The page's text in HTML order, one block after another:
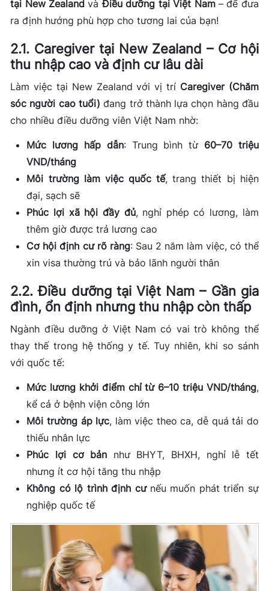
tại New Zealand vàĐiều dưỡng tại Việt Nam– để đưa
ra định hướng phù hợp cho tương lai của bạn!
2.1. Caregiver tại New Zealand – Cơ hội
thu nhập cao và định cư lâu dài
Làm việc tại New Zealand với vị trí Caregiver (Chăm
sóc người cao tuổi) đang trở thành lựa chọn hàng đầu
cho nhiều điều dưỡng viên Việt Nam nhờ:
Mức lương hấp dẫn: Trung bình từ 60–70 triệu
VND/tháng
Môi trường làm việc quốc tế, trang thiết bị hiện
đại, sạch sẽ
Phúc lợi xã hội đầy đủ, nghỉ phép có lương, làm
thêm giờ được trả lương cao
Cơ hội định cư rõ ràng: Sau 2 năm làm việc, có thể
xin visa thường trú và bảo lãnh người thân
2.2. Điều dưỡng tại Việt Nam – Gần gia
đình, ổn định nhưng thu nhập còn thấp
Ngành điều dưỡng ở Việt Nam có vai trò không thể
thay thế trong hệ thống y tế. Tuy nhiên, khi so sánh
với quốc tế:
Mức lương khởi điểm chỉ từ 6–10 triệu VND/tháng,
kể cả ở bệnh viện công lớn
Môi trường áp lực, làm việc theo ca, dễ quá tải do
thiếu nhân lực
Phúc lợi cơ bản như BHYT, BHXH, nghỉ lễ tết
nhưng ít cơ hội tăng thu nhập
Không có lộ trình định cưnếu muốn phát triển sự
nghiệp quốc tế